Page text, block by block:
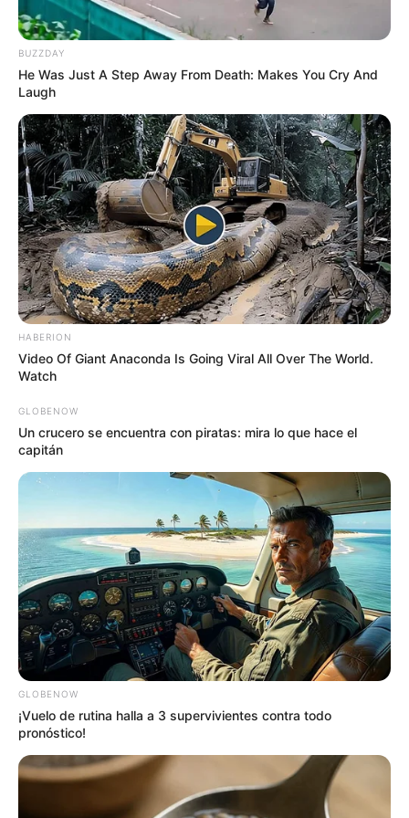
ALERTA BOGOTÁ EN GOOGLE NEWS
TEMAS RELACIONADOS
NICKY JAM FAMOSOS
MANTÉNGASE EN ALERTA
interesan. Para estar bien informado, por
favor, active las notificaciones de Alerta.
BUZZDAY
He Was Just A Step Away From Death: Makes You Cry And
Laugh
HABERION
Video Of Giant Anaconda Is Going Viral All Over The World.
Watch
GLOBENOW
Un crucero se encuentra con piratas: mira lo que hace el
capitán
GLOBENOW
¡Vuelo de rutina halla a 3 supervivientes contra todo
pronóstico!